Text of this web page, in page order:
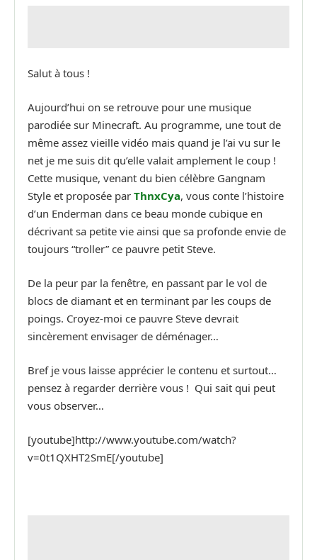
Salut à tous !
Aujourd’hui on se retrouve pour une musique
parodiée sur Minecraft. Au programme, une tout de
même assez vieille vidéo mais quand je l’ai vu sur le
net je me suis dit qu’elle valait amplement le coup !
Cette musique, venant du bien célèbre Gangnam
Style et proposée par ThnxCya, vous conte l’histoire
d’un Enderman dans ce beau monde cubique en
décrivant sa petite vie ainsi que sa profonde envie de
toujours “troller” ce pauvre petit Steve.
De la peur par la fenêtre, en passant par le vol de
blocs de diamant et en terminant par les coups de
poings. Croyez-moi ce pauvre Steve devrait
sincèrement envisager de déménager…
Bref je vous laisse apprécier le contenu et surtout…
pensez à regarder derrière vous ! Qui sait qui peut
vous observer…
[youtube]http://www.youtube.com/watch?
v=0t1QXHT2SmE[/youtube]